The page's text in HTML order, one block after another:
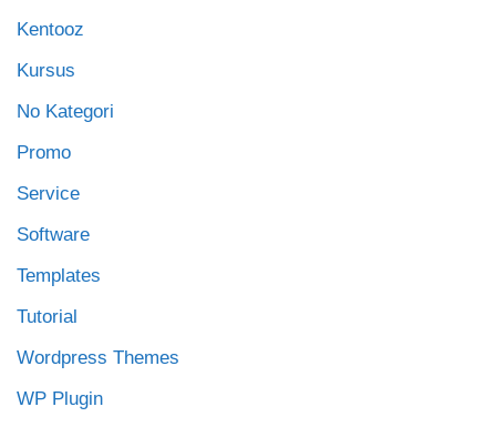
Kentooz
Kursus
No Kategori
Promo
Service
Software
Templates
Tutorial
Wordpress Themes
WP Plugin